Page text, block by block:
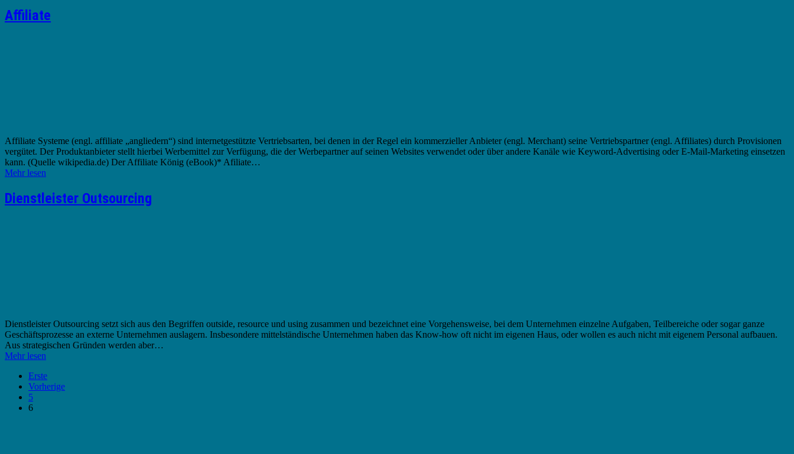
Affiliate
Affiliate Systeme (engl. affiliate „angliedern“) sind internetgestützte Vertriebsarten, bei denen in der Regel ein kommerzieller Anbieter (engl. Merchant) seine Vertriebspartner (engl. Affiliates) durch Provisionen
vergütet. Der Produktanbieter stellt hierbei Werbemittel zur Verfügung, die der Werbepartner auf seinen Websites verwendet oder über andere Kanäle wie Keyword-Advertising oder E-Mail-Marketing einsetzen
kann. (Quelle wikipedia.de) Der Affiliate König (eBook)* Afiliate…
Mehr lesen
Dienstleister Outsourcing
Dienstleister Outsourcing setzt sich aus den Begriffen outside, resource und using zusammen und bezeichnet eine Vorgehensweise, bei dem Unternehmen einzelne Aufgaben, Teilbereiche oder sogar ganze
Geschäftsprozesse an externe Unternehmen auslagern. Insbesondere mittelständische Unternehmen haben das Know-how oft nicht im eigenen Haus, oder wollen es auch nicht mit eigenem Personal aufbauen.
Aus strategischen Gründen werden aber…
Mehr lesen
Erste
Vorherige
5
6